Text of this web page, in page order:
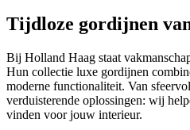
Tijdloze gordijnen
Bij Holland Haag staat
Hun collectie luxe gordijnen
moderne functionaliteit. Van
verduisterende oplossingen: wij
vinden voor jouw interieur.